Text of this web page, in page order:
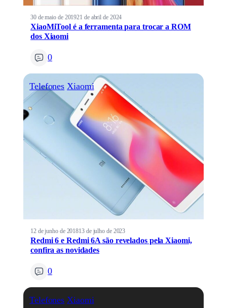
30 de maio de 201921 de abril de 2024
XiaoMiTool é a ferramenta para trocar a ROM
dos Xiaomi
0
Telefones Xiaomi
12 de junho de 201813 de julho de 2023
Redmi 6 e Redmi 6A são revelados pela Xiaomi,
confira as novidades
0
Telefones Xiaomi